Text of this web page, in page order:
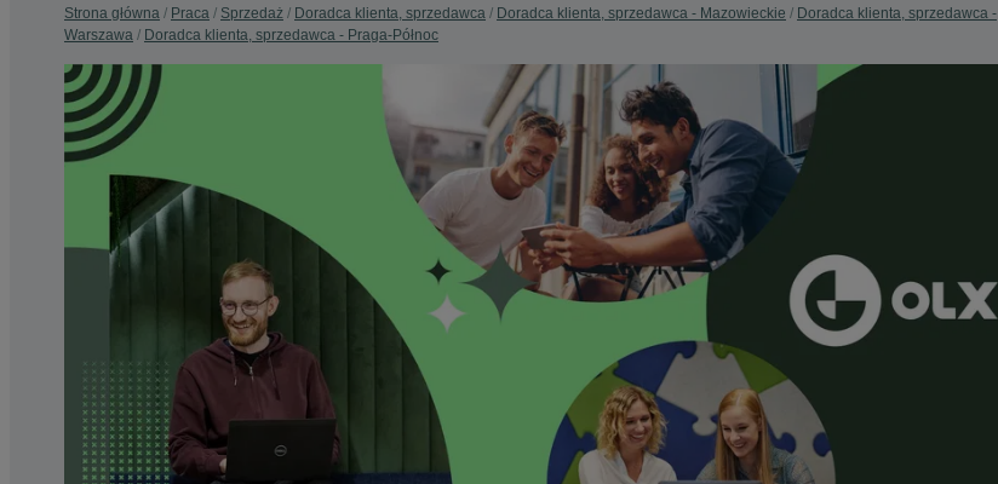
Strona główna Praca Sprzedaż Doradca klienta, sprzedawca Doradca klienta, sprzedawca - Mazowieckie
Doradca klienta, sprzedawca -
Warszawa
Doradca klienta, sprzedawca - Praga-Północ